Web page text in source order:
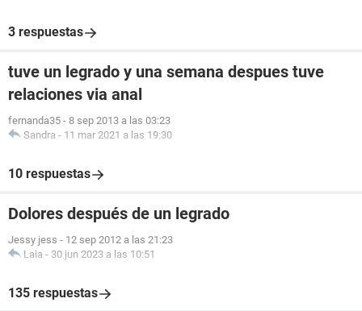
3 respuestas
tuve un legrado y una semana despues tuve
relaciones via anal
fernanda35 - 8 sep 2013 a las 03:23
Sandra - 11 mar 2021 a las 19:30
10 respuestas
Dolores después de un legrado
Jessy jess - 12 sep 2012 a las 21:23
Laia - 30 jun 2023 a las 10:51
135 respuestas